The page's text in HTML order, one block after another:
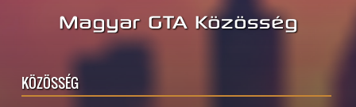
Magyar GTA Közösség
KÖZÖSSÉG